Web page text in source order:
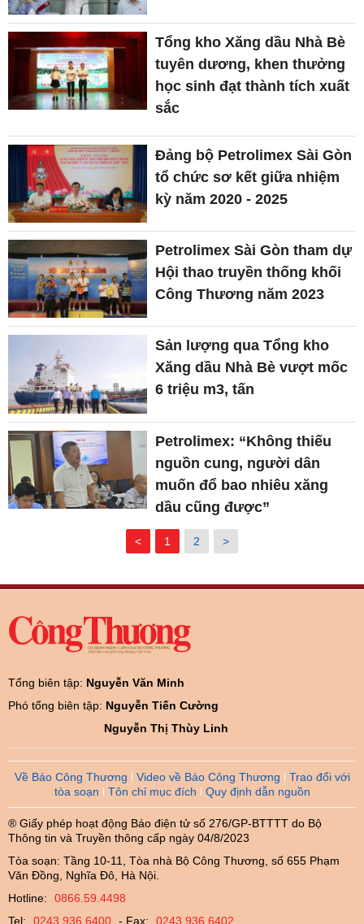
Tổng kho Xăng dầu Nhà Bè
tuyên dương, khen thưởng
học sinh đạt thành tích xuất
sắc
Đảng bộ Petrolimex Sài Gòn
tổ chức sơ kết giữa nhiệm
kỳ năm 2020 - 2025
Petrolimex Sài Gòn tham dự
Hội thao truyền thống khối
Công Thương năm 2023
Sản lượng qua Tổng kho
Xăng dầu Nhà Bè vượt mốc
6 triệu m3, tấn
Petrolimex: “Không thiếu
nguồn cung, người dân
muốn đổ bao nhiêu xăng
dầu cũng được”
< 1 2 >
Tổng biên tập: Nguyễn Văn Minh
Phó tổng biên tập: Nguyễn Tiến Cường
Nguyễn Thị Thùy Linh
Về Báo Công Thương Video về Báo Công Thương
Trao đổi với
tòa soạn
Tôn chỉ mục đích Quy định dẫn nguồn
® Giấy phép hoạt động Báo điện tử số 276/GP-BTTTT do Bộ
Thông tin và Truyền thông cấp ngày 04/8/2023
Tòa soạn: Tầng 10-11, Tòa nhà Bộ Công Thương, số 655 Phạm
Văn Đồng, Nghĩa Đô, Hà Nội.
Hotline:
0866.59.4498
Tel:
0243.936.6400 - Fax: 0243.936.6402